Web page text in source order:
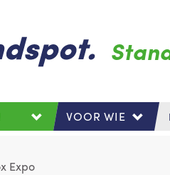
VOOR WIE
Expo